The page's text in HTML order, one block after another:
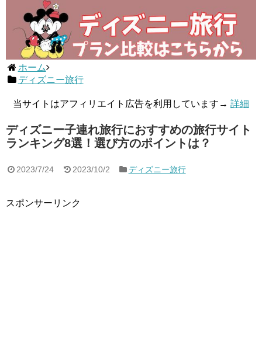
ホーム
ディズニー旅行
当サイトはアフィリエイト広告を利用しています→ 詳細
ディズニー子連れ旅行におすすめの旅行サイト
ランキング8選！選び方のポイントは？
2023/7/24 2023/10/2 ディズニー旅行
スポンサーリンク